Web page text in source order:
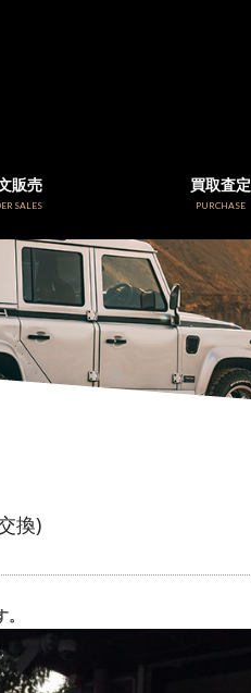
販売
SALES
買取査定
PURCHASE
換)